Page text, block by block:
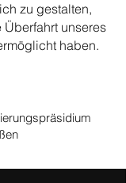
zu gestalten,
unseres
haben.